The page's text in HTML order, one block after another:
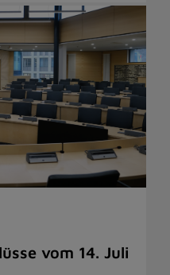
vom 14. Juli